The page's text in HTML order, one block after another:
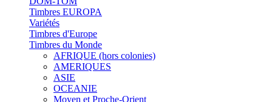
Timbres EUROPA
Variétés
Timbres d'Europe
Timbres du Monde
AFRIQUE (hors colonies)
AMERIQUES
ASIE
OCEANIE
Moyen et Proche-Orient